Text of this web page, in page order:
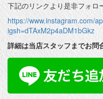
下記のリンクより是非フォロ
https://www.instagram.com/
igsh=dTAxM2p4aDM1bGkz
詳細は当店スタッフまでお問